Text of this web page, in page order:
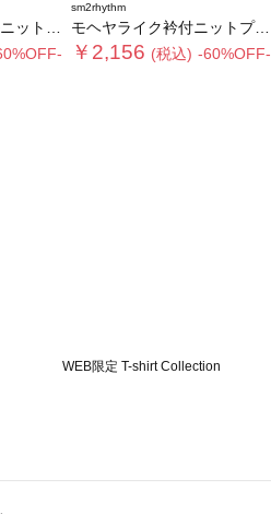
ーバー
sm2rhythm
モヘヤライク衿付ニットプルオーバー
￥2,156 (税込) -60%OFF-